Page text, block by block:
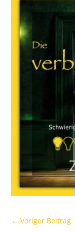
←Voriger Beitrag